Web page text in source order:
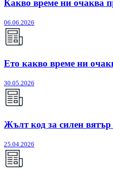
Какво време ни очаква
06.06.2026
Ето какво време ни
30.05.2026
Жълт код за силен вятър
25.04.2026